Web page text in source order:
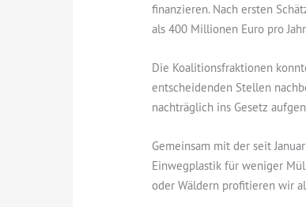
finanzieren. Nach ersten
als 400 Millionen Euro pro
Die Koalitionsfraktionen
entscheidenden Stellen
nachträglich ins Gesetz
Gemeinsam mit der seit
Einwegplastik für weniger
oder Wäldern profitieren wir